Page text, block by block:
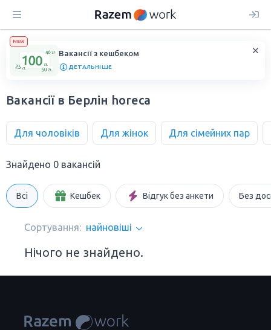
NEW
Вакансії з кешбеком
ДЕТАЛЬНІШЕ
Вакансії в Берлін horeca
Для чоловіків Для жінок Для сімейних пар
Знайдено 0 вакансій
Всі Кешбек Відгук без анкети Без
Сортування: найновіші
Нічого не знайдено.